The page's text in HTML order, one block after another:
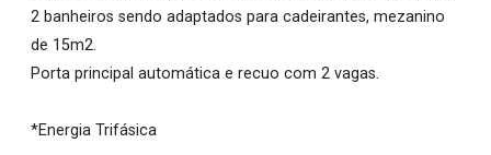
2 banheiros sendo adaptados para cadeirantes, mezanino
de 15m2.
Porta principal automática e recuo com 2 vagas.
*Energia Trifásica